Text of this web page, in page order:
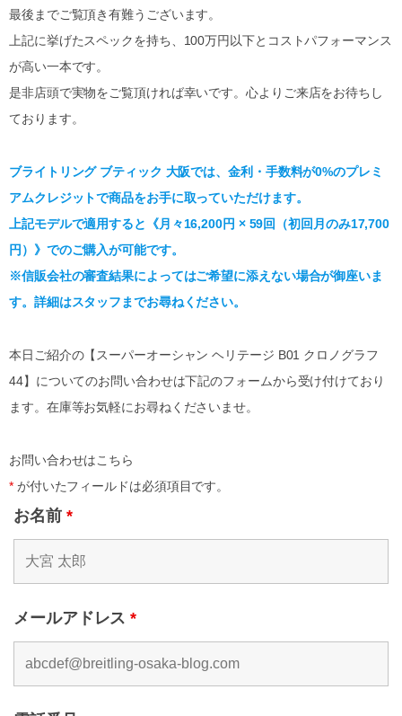
最後までご覧頂き有難うございます。
上記に挙げたスペックを持ち、100万円以下とコストパフォーマンス
が高い一本です。
是非店頭で実物をご覧頂ければ幸いです。心よりご来店をお待ちし
ております。
ブライトリング ブティック 大阪では、金利・手数料が0%のプレミ
アムクレジットで商品をお手に取っていただけます。
上記モデルで適用すると《月々16,200円 × 59回（初回月のみ17,700
円）》でのご購入が可能です。
※信販会社の審査結果によってはご希望に添えない場合が御座いま
す。詳細はスタッフまでお尋ねください。
本日ご紹介の【スーパーオーシャン ヘリテージ B01 クロノグラフ
44】についてのお問い合わせは下記のフォームから受け付けており
ます。在庫等お気軽にお尋ねくださいませ。
お問い合わせはこちら
*が付いたフィールドは必須項目です。
お名前 *
メールアドレス*